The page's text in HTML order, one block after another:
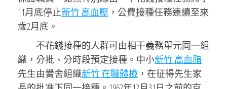
11月底停止新竹 高血壓 ，公費接種任務連續至來
歲2月底。
不花錢接種的人群可由相干義務單元同一組
織，分批、分時段預定接種。中小新竹 高血脂
先生由黌舍組織新竹 在職體檢 ，在征得先生家